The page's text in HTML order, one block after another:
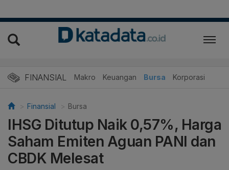
FINANSIAL Makro Keuangan Bursa Korporasi
Finansial Bursa
IHSG Ditutup Naik 0,57%, Harga
Saham Emiten Aguan PANI dan
CBDK Melesat